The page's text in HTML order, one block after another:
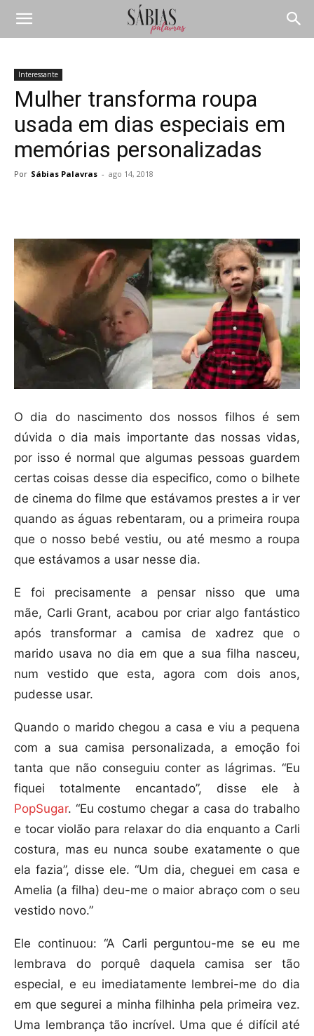
Interessante
Mulher transforma roupa
usada em dias especiais em
memórias personalizadas
Por Sábias Palavras - ago 14, 2018
O dia do nascimento dos nossos filhos é sem
dúvida o dia mais importante das nossas vidas,
por isso é normal que algumas pessoas guardem
certas coisas desse dia especifico, como o bilhete
de cinema do filme que estávamos prestes a ir ver
quando as águas rebentaram, ou a primeira roupa
que o nosso bebé vestiu, ou até mesmo a roupa
que estávamos a usar nesse dia.
E foi precisamente a pensar nisso que uma
mãe, Carli Grant, acabou por criar algo fantástico
após transformar a camisa de xadrez que o
marido usava no dia em que a sua filha nasceu,
num vestido que esta, agora com dois anos,
pudesse usar.
Quando o marido chegou a casa e viu a pequena
com a sua camisa personalizada, a emoção foi
tanta que não conseguiu conter as lágrimas. “Eu
fiquei totalmente encantado”, disse ele à
PopSugar. “Eu costumo chegar a casa do trabalho
e tocar violão para relaxar do dia enquanto a Carli
costura, mas eu nunca soube exatamente o que
ela fazia”, disse ele. “Um dia, cheguei em casa e
Amelia (a filha) deu-me o maior abraço com o seu
vestido novo.”
Ele continuou: “A Carli perguntou-me se eu me
lembrava do porquê daquela camisa ser tão
especial, e eu imediatamente lembrei-me do dia
em que segurei a minha filhinha pela primeira vez.
Uma lembrança tão incrível. Uma que é difícil até